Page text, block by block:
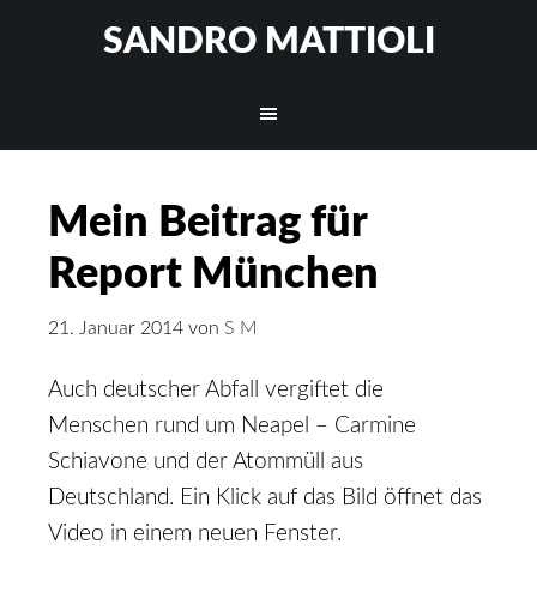
SANDRO MATTIOLI
Mein Beitrag für
Report München
21. Januar 2014 von S M
Auch deutscher Abfall vergiftet die
Menschen rund um Neapel – Carmine
Schiavone und der Atommüll aus
Deutschland. Ein Klick auf das Bild öffnet das
Video in einem neuen Fenster.